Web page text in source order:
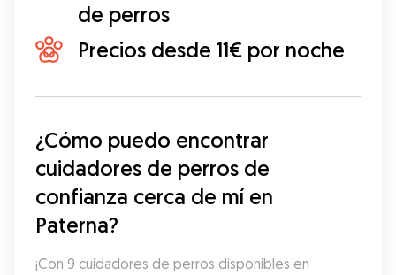
de perros
Precios desde 11€ por noche
¿Cómo puedo encontrar
cuidadores de perros de
confianza cerca de mí en
Paterna?
¡Con 9 cuidadores de perros disponibles en